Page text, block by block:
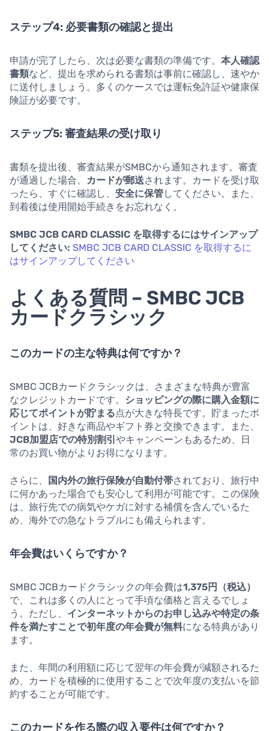
ステップ4: 必要書類の確認と提出
申請が完了したら、次は必要な書類の準備です。 本人確認
書類など、提出を求められる書類は事前に確認し、速やか
に送付しましょう。多くのケースでは運転免許証や健康保
険証が必要です。
ステップ5: 審査結果の受け取り
書類を提出後、審査結果がSMBCから通知されます。審査
が通過した場合、
カードが郵送されます。カードを受け取
ったら、すぐに確認し、 安全に保管してください。また、
到着後は使用開始手続きをお忘れなく。
SMBC JCB CARD CLASSIC を取得するにはサインアップ
してください: SMBC JCB CARD CLASSIC を取得するに
はサインアップしてください
よくある質問 – SMBC JCB
カードクラシック
このカードの主な特典は何ですか？
SMBC JCBカードクラシックは、さまざまな特典が豊富
なクレジットカードです。 ショッピングの際に購入金額に
応じてポイントが貯まる点が大きな特長です。貯まったポ
イントは、好きな商品やギフト券と交換できます。また、
JCB加盟店での特別割引 やキャンペーンもあるため、日
常のお買い物がよりお得になります。
さらに、 国内外の旅行保険が自動付帯されており、旅行中
に何かあった場合でも安心して利用が可能です。この保険
は、旅行先での病気やケガに対する補償を含んでいるた
め、海外での急なトラブルにも備えられます。
年会費はいくらですか？
SMBC JCBカードクラシックの年会費は1,375円（税込）
で、これは多くの人にとって手頃な価格と言えるでしょ
う。ただし、 インターネットからのお申し込みや特定の条
件を満たすことで初年度の年会費が無料になる特典があり
ます。
また、年間の利用額に応じて翌年の年会費が減額されるた
め、カードを積極的に使用することで次年度の支払いを節
約することが可能です。
このカードを作る際の収入要件は何ですか？